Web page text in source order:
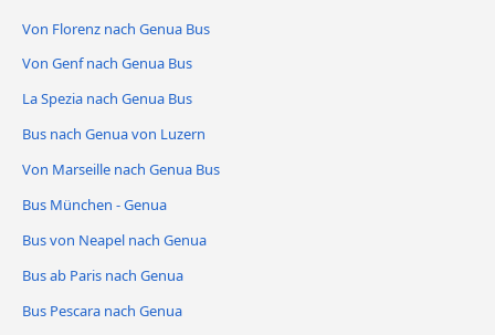
Von Florenz nach Genua Bus
Von Genf nach Genua Bus
La Spezia nach Genua Bus
Bus nach Genua von Luzern
Von Marseille nach Genua Bus
Bus München - Genua
Bus von Neapel nach Genua
Bus ab Paris nach Genua
Bus Pescara nach Genua